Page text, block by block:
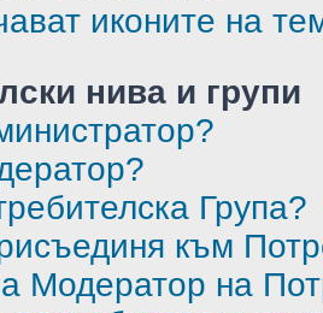
иконите на
нива и групи
Група?
към
Модератор на